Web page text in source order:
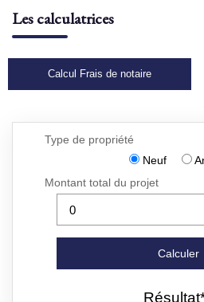
Les calculatrices
Calcul Frais de notaire